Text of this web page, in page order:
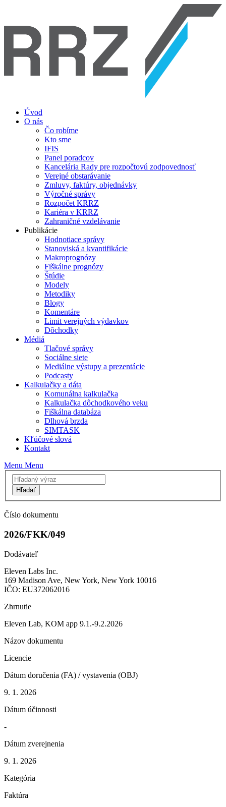
Úvod
O nás
Čo robíme
Kto sme
IFIS
Panel poradcov
Kancelária Rady pre rozpočtovú zodpovednosť
Verejné obstarávanie
Zmluvy, faktúry, objednávky
Výročné správy
Rozpočet KRRZ
Kariéra v KRRZ
Zahraničné vzdelávanie
Publikácie
Hodnotiace správy
Stanoviská a kvantifikácie
Makroprognózy
Fiškálne prognózy
Štúdie
Modely
Metodiky
Blogy
Komentáre
Limit verejných výdavkov
Dôchodky
Médiá
Tlačové správy
Sociálne siete
Mediálne výstupy a prezentácie
Podcasty
Kalkulačky a dáta
Komunálna kalkulačka
Kalkulačka dôchodkového veku
Fiškálna databáza
Dlhová brzda
SIMTASK
Kľúčové slová
Kontakt
Menu Menu
Hľadať
Číslo dokumentu
2026/FKK/049
Dodávateľ
Eleven Labs Inc.
169 Madison Ave, New York, New York 10016
IČO: EU372062016
Zhrnutie
Eleven Lab, KOM app 9.1.-9.2.2026
Názov dokumentu
Licencie
Dátum doručenia (FA) / vystavenia (OBJ)
9. 1. 2026
Dátum účinnosti
-
Dátum zverejnenia
9. 1. 2026
Kategória
Faktúra